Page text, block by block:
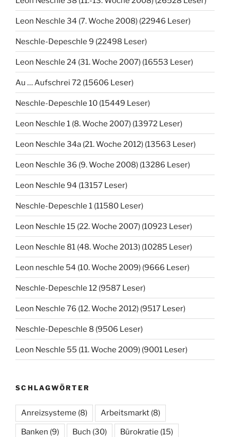
Leon Neschle 34 (7. Woche 2008) (22946 Leser)
Neschle-Depeschle 9 (22498 Leser)
Leon Neschle 24 (31. Woche 2007) (16553 Leser)
Au … Aufschrei 72 (15606 Leser)
Neschle-Depeschle 10 (15449 Leser)
Leon Neschle 1 (8. Woche 2007) (13972 Leser)
Leon Neschle 34a (21. Woche 2012) (13563 Leser)
Leon Neschle 36 (9. Woche 2008) (13286 Leser)
Leon Neschle 94 (13157 Leser)
Neschle-Depeschle 1 (11580 Leser)
Leon Neschle 15 (22. Woche 2007) (10923 Leser)
Leon Neschle 81 (48. Woche 2013) (10285 Leser)
Leon neschle 54 (10. Woche 2009) (9666 Leser)
Neschle-Depeschle 12 (9587 Leser)
Leon Neschle 76 (12. Woche 2012) (9517 Leser)
Neschle-Depeschle 8 (9506 Leser)
Leon Neschle 55 (11. Woche 2009) (9001 Leser)
SCHLAGWÖRTER
Anreizsysteme (8) Arbeitsmarkt (8)
Banken (9) Buch (30) Bürokratie (15)